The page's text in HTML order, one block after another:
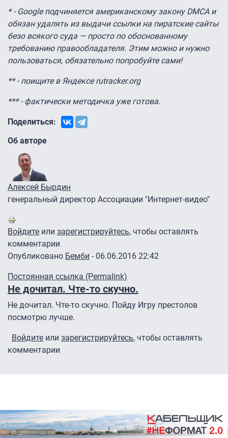
* - Google подчиняется американскому закону DMCA и
обязан удалять из выдачи ссылки на пиратские сайты
безо всякого суда — просто по обоснованному
требованию правообладателя. Этим можно и нужно
пользоваться, обязательно попробуйте сами!
** - поищите в Яндексе rutracker.org
*** - фактически методичка уже готова.
Поделиться:
Об авторе
Алексей Бырдин
генеральный директор Ассоциации "Интернет-видео"
Войдите или зарегистрируйтесь, чтобы оставлять
комментарии
Опубликовано Бемби - 06.06.2016 22:42
Постоянная ссылка (Permalink)
Не дочитал. Чте-то скучно.
Не дочитал. Чте-то скучно. Пойду Игру престолов
посмотрю лучше.
Войдите или зарегистрируйтесь, чтобы оставлять
комментарии